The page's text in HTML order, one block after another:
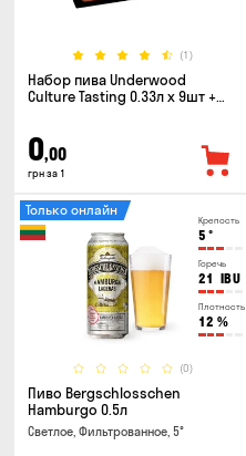
(1)
Набор пива Underwood
Culture Tasting 0.33л x 9шт +
0,00
грн за 1
Крепость
5 °
Горечь
21 IBU
Плотность
12 %
(0)
Только онлайн
Пиво Bergschlosschen
Hamburgo 0.5л
Светлое, Фильтрованное, 5°